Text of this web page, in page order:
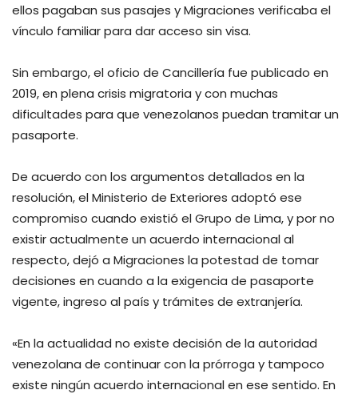
ellos pagaban sus pasajes y Migraciones verificaba el
vínculo familiar para dar acceso sin visa.
Sin embargo, el oficio de Cancillería fue publicado en
2019, en plena crisis migratoria y con muchas
dificultades para que venezolanos puedan tramitar un
pasaporte.
De acuerdo con los argumentos detallados en la
resolución, el Ministerio de Exteriores adoptó ese
compromiso cuando existió el Grupo de Lima, y por no
existir actualmente un acuerdo internacional al
respecto, dejó a Migraciones la potestad de tomar
decisiones en cuando a la exigencia de pasaporte
vigente, ingreso al país y trámites de extranjería.
«En la actualidad no existe decisión de la autoridad
venezolana de continuar con la prórroga y tampoco
existe ningún acuerdo internacional en ese sentido. En